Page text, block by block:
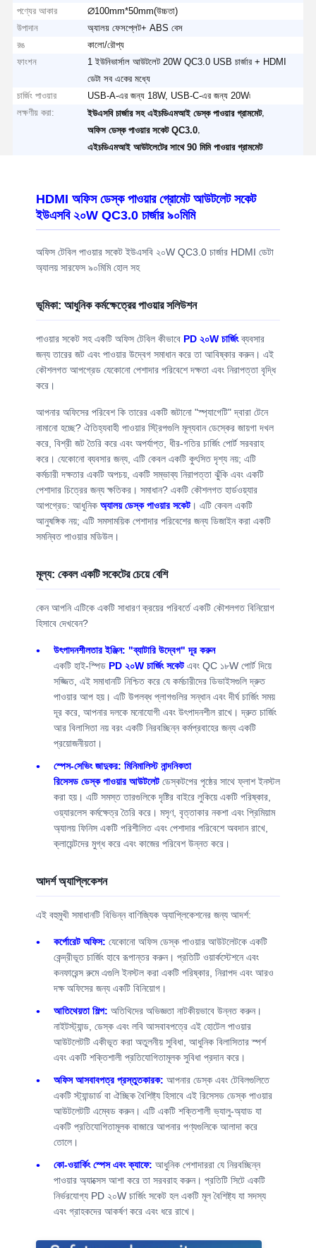
কারখানা ভ্রমণ মান নিয়ন্ত্রণ
আমাদের সাথে
যোগাযোগ করুন
খবর
সব ক্ষেত্রেই Blog এখন চ্যাট করুন
ডেস্ক পাওয়ার গ্রোমেট
কনফারেন্স ইলেকট্রিক সকেট
পপ আপ সকেট বক্স
স্লাইডিং সকেট
পণ্যের আকার
∅100mm*50mm(উচ্চতা)
উপাদান
অ্যালয় ফেসপ্লেট+ ABS বেস
রঙ
কালো/রৌপ্য
ফাংশন
1 ইউনিভার্সাল আউটলেট 20W QC3.0 USB চার্জার + HDMI
ডেটা সব একের মধ্যে
চার্জিং পাওয়ার
USB-A-এর জন্য 18W, USB-C-এর জন্য 20W৷
লক্ষণীয় করা:
ইউএসবি চার্জার সহ এইচডিএমআই ডেস্ক পাওয়ার গ্রামমেট,
অফিস ডেস্ক পাওয়ার সকেট QC3.0
এইচডিএমআই আউটলেটের সাথে 90 মিমি পাওয়ার গ্রামমেট
HDMI অফিস ডেস্ক পাওয়ার গ্রোমেট আউটলেট সকেট
ইউএসবি ২০W QC3.0 চার্জার ৯০মিমি
অফিস টেবিল পাওয়ার সকেট ইউএসবি ২০W QC3.0 চার্জার HDMI ডেটা
অ্যালয় সারফেস ৯০মিমি হোল সহ
ভূমিকা: আধুনিক কর্মক্ষেত্রের পাওয়ার সলিউশন
পাওয়ার সকেট সহ একটি অফিস টেবিল কীভাবে PD ২০W চার্জিংব্যবসার
জন্য তারের জট এবং পাওয়ার উদ্বেগ সমাধান করে তা আবিষ্কার করুন। এই
কৌশলগত আপগ্রেড যেকোনো পেশাদার পরিবেশে দক্ষতা এবং নিরাপত্তা বৃদ্ধি
করে।
আপনার অফিসের পরিবেশ কি তারের একটি জটানো "স্প্যাগেটি" দ্বারা টেনে
নামানো হচ্ছে? ঐতিহ্যবাহী পাওয়ার স্ট্রিপগুলি মূল্যবান ডেস্কের জায়গা দখল
করে, বিশ্রী জট তৈরি করে এবং অপর্যাপ্ত, ধীর-গতির চার্জিং পোর্ট সরবরাহ
করে। যেকোনো ব্যবসার জন্য, এটি কেবল একটি কুৎসিত দৃশ্য নয়; এটি
কর্মচারী দক্ষতার একটি অপচয়, একটি সম্ভাব্য নিরাপত্তা ঝুঁকি এবং একটি
পেশাদার চিত্রের জন্য ক্ষতিকর। সমাধান? একটি কৌশলগত হার্ডওয়্যার
আপগ্রেড: আধুনিক অ্যালয় ডেস্ক পাওয়ার সকেট। এটি কেবল একটি
আনুষঙ্গিক নয়; এটি সমসাময়িক পেশাদার পরিবেশের জন্য ডিজাইন করা একটি
সমন্বিত পাওয়ার মডিউল।
মূল্য: কেবল একটি সকেটের চেয়ে বেশি
কেন আপনি এটিকে একটি সাধারণ ক্রয়ের পরিবর্তে একটি কৌশলগত বিনিয়োগ
হিসাবে দেখবেন?
উৎপাদনশীলতার ইঞ্জিন: "ব্যাটারি উদ্বেগ" দূর করুন
একটি হাই-স্পিড PD ২০W চার্জিং সকেটএবং QC ১৮W পোর্ট দিয়ে
সজ্জিত, এই সমাধানটি নিশ্চিত করে যে কর্মচারীদের ডিভাইসগুলি দ্রুত
পাওয়ার আপ হয়। এটি উপলব্ধ প্লাগগুলির সন্ধান এবং দীর্ঘ চার্জিং সময়
দূর করে, আপনার দলকে মনোযোগী এবং উৎপাদনশীল রাখে। দ্রুত চার্জিং
আর বিলাসিতা নয় বরং একটি নিরবচ্ছিন্ন কর্মপ্রবাহের জন্য একটি
প্রয়োজনীয়তা।
স্পেস-সেভিং জাদুকর: মিনিমালিস্ট নান্দনিকতা
রিসেসড ডেস্ক পাওয়ার আউটলেটডেস্কটপের পৃষ্ঠের সাথে ফ্লাশ ইনস্টল
করা হয়। এটি সমস্ত তারগুলিকে দৃষ্টির বাইরে লুকিয়ে একটি পরিষ্কার,
ওয়্যারলেস কর্মক্ষেত্র তৈরি করে। মসৃণ, বৃত্তাকার নকশা এবং প্রিমিয়াম
অ্যালয় ফিনিস একটি পরিশীলিত এবং পেশাদার পরিবেশে অবদান রাখে,
ক্লায়েন্টদের মুগ্ধ করে এবং কাজের পরিবেশ উন্নত করে।
আদর্শ অ্যাপ্লিকেশন
এই বহুমুখী সমাধানটি বিভিন্ন বাণিজ্যিক অ্যাপ্লিকেশনের জন্য আদর্শ:
কর্পোরেট অফিস: যেকোনো অফিস ডেস্ক পাওয়ার আউটলেটকে একটি
কেন্দ্রীভূত চার্জিং হাবে রূপান্তর করুন। প্রতিটি ওয়ার্কস্টেশনে এবং
কনফারেন্স রুমে এগুলি ইনস্টল করা একটি পরিষ্কার, নিরাপদ এবং আরও
দক্ষ অফিসের জন্য একটি বিনিয়োগ।
আতিথেয়তা শিল্প: অতিথিদের অভিজ্ঞতা নাটকীয়ভাবে উন্নত করুন।
নাইটস্ট্যান্ড, ডেস্ক এবং লবি আসবাবপত্রে এই হোটেল পাওয়ার
আউটলেটটি একীভূত করা অতুলনীয় সুবিধা, আধুনিক বিলাসিতার স্পর্শ
এবং একটি শক্তিশালী প্রতিযোগিতামূলক সুবিধা প্রদান করে।
অফিস আসবাবপত্র প্রস্তুতকারক: আপনার ডেস্ক এবং টেবিলগুলিতে
একটি স্ট্যান্ডার্ড বা ঐচ্ছিক বৈশিষ্ট্য হিসাবে এই রিসেসড ডেস্ক পাওয়ার
আউটলেটটি এম্বেড করুন। এটি একটি শক্তিশালী ভ্যালু-অ্যাড যা
একটি প্রতিযোগিতামূলক বাজারে আপনার পণ্যগুলিকে আলাদা করে
তোলে।
কো-ওয়ার্কিং স্পেস এবং ক্যাফে: আধুনিক পেশাদাররা যে নিরবচ্ছিন্ন
পাওয়ার অ্যাক্সেস আশা করে তা সরবরাহ করুন। প্রতিটি সিটে একটি
নির্ভরযোগ্য PD ২০W চার্জিং সকেট হল একটি মূল বৈশিষ্ট্য যা সদস্য
এবং গ্রাহকদের আকর্ষণ করে এবং ধরে রাখে।